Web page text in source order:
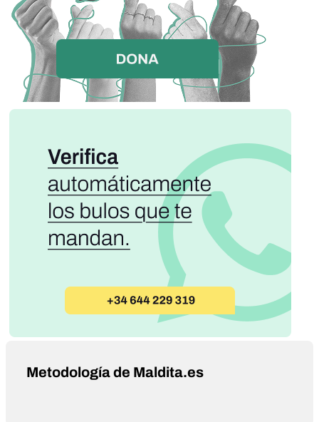
Metodología de Maldita.es